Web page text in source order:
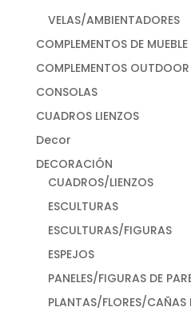
VELAS/AMBIENTADORES
COMPLEMENTOS DE MUEBLE
COMPLEMENTOS OUTDOOR
CONSOLAS
CUADROS LIENZOS
Decor
DECORACIÓN
CUADROS/LIENZOS
ESCULTURAS
ESCULTURAS/FIGURAS
ESPEJOS
PANELES/FIGURAS DE
PLANTAS/FLORES/